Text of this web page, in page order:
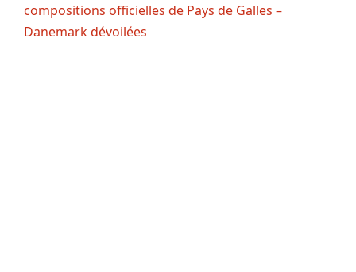
compositions officielles de Pays de Galles –
Danemark dévoilées